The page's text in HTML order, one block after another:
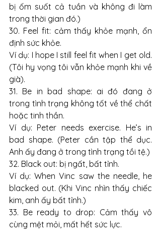
bị ốm suốt cả tuần và không đi làm
trong thời gian đó.)
30. Feel fit: cảm thấy khỏe mạnh, ổn
định sức khỏe.
Ví dụ: I hope I still feel fit when I get old.
(Tôi hy vọng tôi vẫn khỏe mạnh khi về
già).
31. Be in bad shape: ai đó đang ở
trong tình trạng không tốt về thể chất
hoặc tinh thần.
Ví dụ: Peter needs exercise. He’s in
bad shape. (Peter cần tập thể dục.
Anh ấy đang ở trong tình trạng tồi tệ.)
32. Black out: bị ngất, bất tỉnh.
Ví dụ: When Vinc saw the needle, he
blacked out. (Khi Vinc nhìn thấy chiếc
kim, anh ấy bất tỉnh.)
33. Be ready to drop: Cảm thấy vô
cùng mệt mỏi, mất hết sức lực.